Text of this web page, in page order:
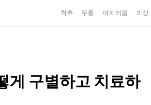
척추 두통 어지러움 외상
게 구별하고 치료하